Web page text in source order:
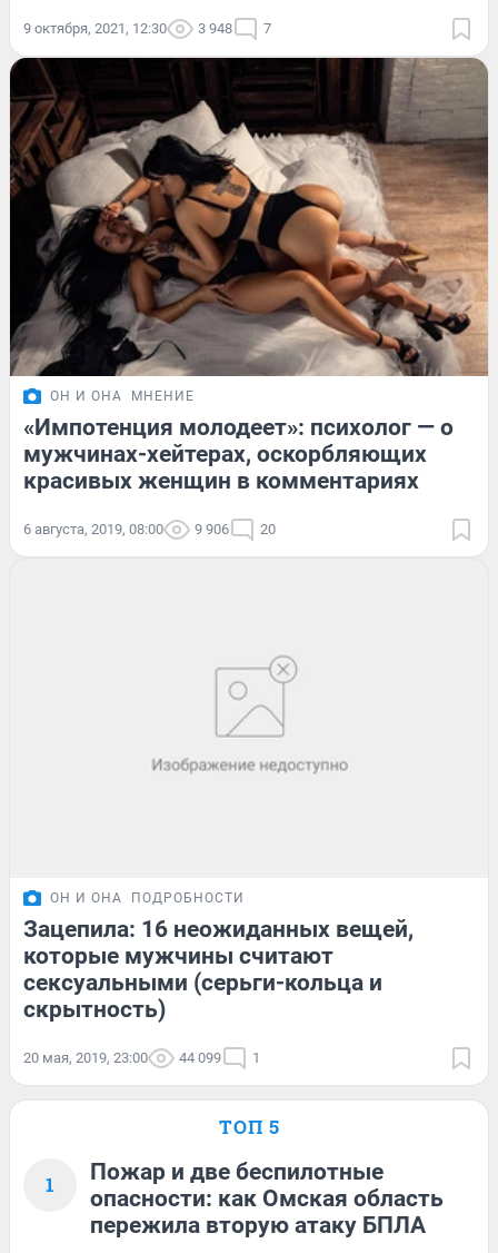
9 октября, 2021, 12:30 3 948 7
ОН И ОНА МНЕНИЕ
«Импотенция молодеет»: психолог — о
мужчинах-хейтерах, оскорбляющих
красивых женщин в комментариях
6 августа, 2019, 08:00 9 906 20
ОН И ОНА ПОДРОБНОСТИ
Зацепила: 16 неожиданных вещей,
которые мужчины считают
сексуальными (серьги-кольца и
скрытность)
20 мая, 2019, 23:00 44 099 1
ТОП 5
1
Пожар и две беспилотные
опасности: как Омская область
пережила вторую атаку БПЛА